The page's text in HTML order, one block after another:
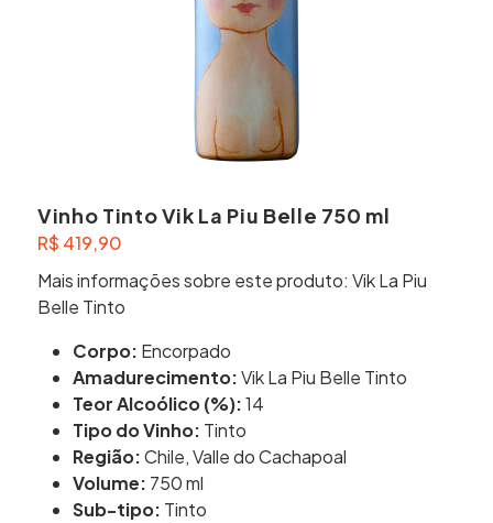
Vinho Tinto Vik La Piu Belle 750 ml
R$ 419,90
Mais informações sobre este produto: Vik La Piu
Belle Tinto
Corpo: Encorpado
Amadurecimento:Vik La Piu Belle Tinto
Teor Alcoólico (%):14
Tipo do Vinho: Tinto
Região:Chile, Valle do Cachapoal
Volume: 750 ml
Sub-tipo: Tinto